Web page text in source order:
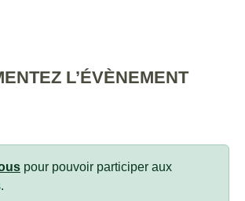
L’ÉVÈNEMENT
pour pouvoir participer aux